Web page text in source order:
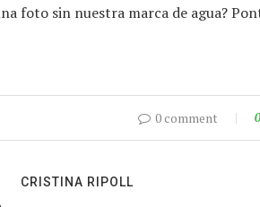
foto sin nuestra marca de agua?
0 comment 0
CRISTINA RIPOLL